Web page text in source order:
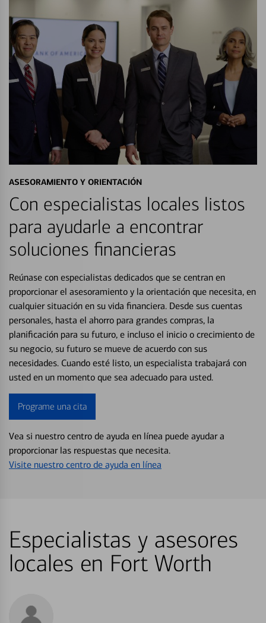
ASESORAMIENTO Y ORIENTACIÓN
Con especialistas locales listos
para ayudarle a encontrar
soluciones financieras
Reúnase con especialistas dedicados que se centran en
proporcionar el asesoramiento y la orientación que necesita, en
cualquier situación en su vida financiera. Desde sus cuentas
personales, hasta el ahorro para grandes compras, la
planificación para su futuro, e incluso el inicio o crecimiento de
su negocio, su futuro se mueve de acuerdo con sus
necesidades. Cuando esté listo, un especialista trabajará con
usted en un momento que sea adecuado para usted.
Programe una cita
Vea si nuestro centro de ayuda en línea puede ayudar a
proporcionar las respuestas que necesita.
Visite nuestro centro de ayuda en línea
Especialistas y asesores
locales en Fort Worth